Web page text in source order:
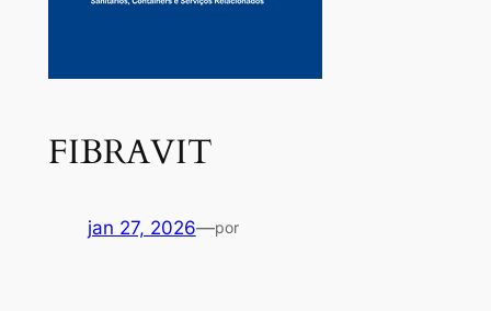
FIBRAVIT
jan 27, 2026—por